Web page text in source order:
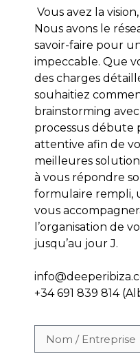
Vous avez la
Nous avons le
savoir-faire pour
impeccable. Que
des charges
souhaitiez
brainstorming
processus débute
attentive afin de
meilleures
à vous répondre
formulaire rempli,
vous
l’organisation de
jusqu’au jour J.
+34 691 839 814